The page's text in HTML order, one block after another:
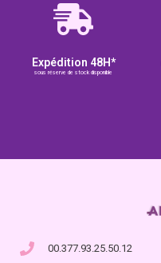
Expédition 48H*
sous réserve de stock disponible
00.377.93.25.50.12